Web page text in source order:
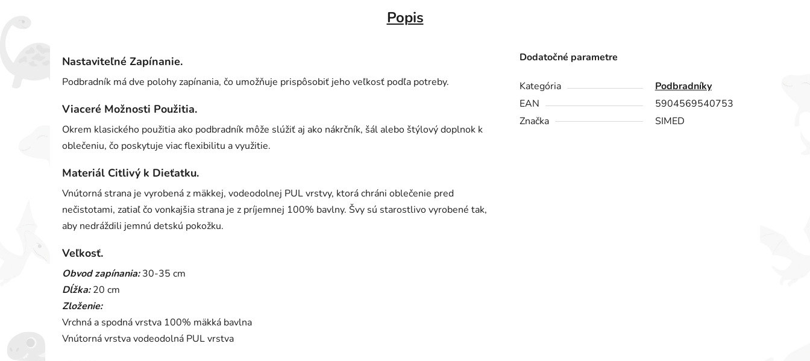
Popis
Nastaviteľné Zapínanie.
Podbradník má dve polohy zapínania, čo umožňuje prispôsobiť jeho veľkosť podľa potreby.
Viaceré Možnosti Použitia.
Okrem klasického použitia ako podbradník môže slúžiť aj ako nákrčník, šál alebo štýlový doplnok k
oblečeniu, čo poskytuje viac flexibilitu a využitie.
Materiál Citlivý k Dieťatku.
Vnútorná strana je vyrobená z mäkkej, vodeodolnej PUL vrstvy, ktorá chráni oblečenie pred
nečistotami, zatiaľ čo vonkajšia strana je z príjemnej 100% bavlny. Švy sú starostlivo vyrobené tak,
aby nedráždili jemnú detskú pokožku.
Veľkosť.
Obvod zapínania:30-35 cm
Dĺžka:20 cm
Zloženie:
Vrchná a spodná vrstva 100% mäkká bavlna
Vnútorná vrstva vodeodolná PUL vrstva
Dodatočné parametre
Kategória
Podbradníky
EAN
5904569540753
Značka
SIMED